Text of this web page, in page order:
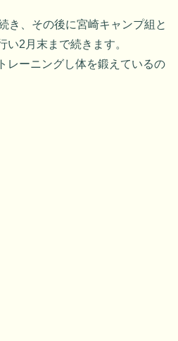
き、その後に宮崎キャンプ組と
い2月末まで続きます。
レーニングし体を鍛えているの